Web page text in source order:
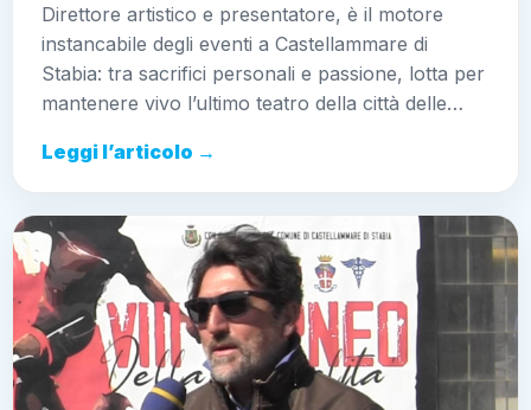
Direttore artistico e presentatore, è il motore
instancabile degli eventi a Castellammare di
Stabia: tra sacrifici personali e passione, lotta per
mantenere vivo l’ultimo teatro della città delle…
Leggi l’articolo →